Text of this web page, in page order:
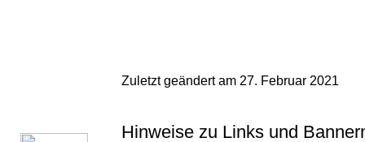
Zuletzt geändert am 27. Februar 2021
Hinweise zu Links und